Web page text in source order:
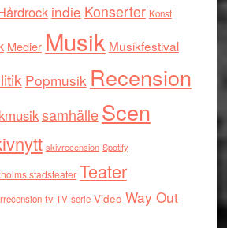
indie Konserter Konst
Medier Musik Musikfestival
Popmusik Recension
samhälleScen
skivrecension Spotify
stadsteater Teater
tv TV-serie Video Way Out